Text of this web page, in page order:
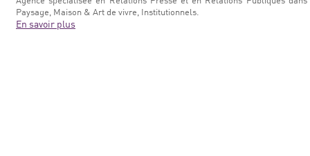
Paysage, Maison & Art de vivre, Institutionnels.
En savoir plus